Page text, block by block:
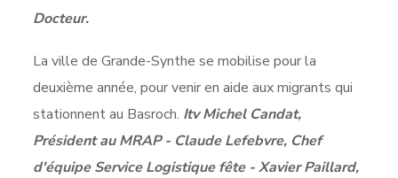
Docteur.
La ville de Grande-Synthe se mobilise pour la
deuxième année, pour venir en aide aux migrants qui
stationnent au Basroch. Itv Michel Candat,
Président au MRAP - Claude Lefebvre, Chef
d'équipe Service Logistique fête - Xavier Paillard,